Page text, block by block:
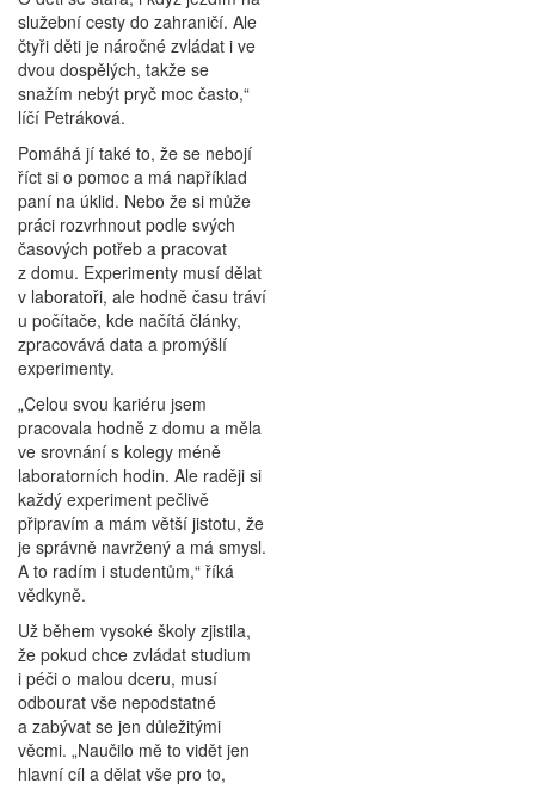
služební cesty do zahraničí. Ale
čtyři děti je náročné zvládat i ve
dvou dospělých, takže se
snažím nebýt pryč moc často,“
líčí Petráková.
Pomáhá jí také to, že se nebojí
říct si o pomoc a má například
paní na úklid. Nebo že si může
práci rozvrhnout podle svých
časových potřeb a pracovat
z domu. Experimenty musí dělat
v laboratoři, ale hodně času tráví
u počítače, kde načítá články,
zpracovává data a promýšlí
experimenty.
„Celou svou kariéru jsem
pracovala hodně z domu a měla
ve srovnání s kolegy méně
laboratorních hodin. Ale raději si
každý experiment pečlivě
připravím a mám větší jistotu, že
je správně navržený a má smysl.
A to radím i studentům,“ říká
vědkyně.
Už během vysoké školy zjistila,
že pokud chce zvládat studium
i péči o malou dceru, musí
odbourat vše nepodstatné
a zabývat se jen důležitými
věcmi. „Naučilo mě to vidět jen
hlavní cíl a dělat vše pro to,